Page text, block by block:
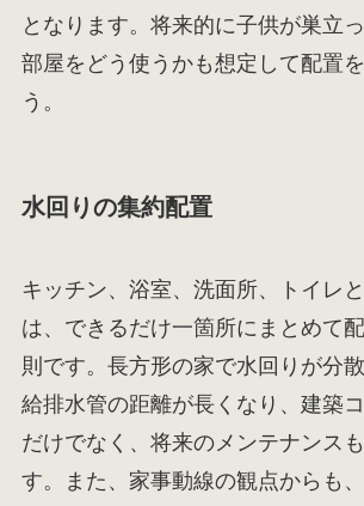
となります。将来的に子供が巣立
部屋をどう使うかも想定して配置
う。
水回りの集約配置
キッチン、浴室、洗面所、トイレ
は、できるだけ一箇所にまとめて
則です。長方形の家で水回りが分散
給排水管の距離が長くなり、建築
だけでなく、将来のメンテナンス
す。また、家事動線の観点からも